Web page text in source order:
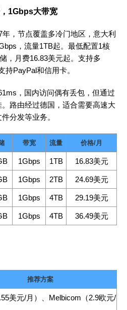
1Gbps大带宽
，节点覆盖多冷门地区，意大利
，流量1TB起。最低配置1核
，月费16.83美元起。支持多
持PayPal和信用卡。
，国内访问偶有丢包，但通过
路由经过德国，适合需要高速大
分发等业务。
带宽 流量 价格/月
1Gbps 1TB 16.83美元
1Gbps 2TB 24.69美元
1Gbps 4TB 29.19美元
1Gbps 4TB
36.49美元
推荐方案
美元/月）、Melbicom（2.9欧元/